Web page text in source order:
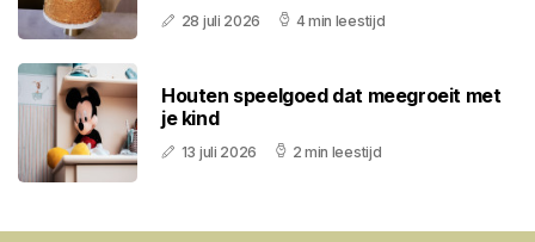
28 juli 2026 4 min leestijd
Houten speelgoed dat meegroeit met
je kind
13 juli 2026 2 min leestijd